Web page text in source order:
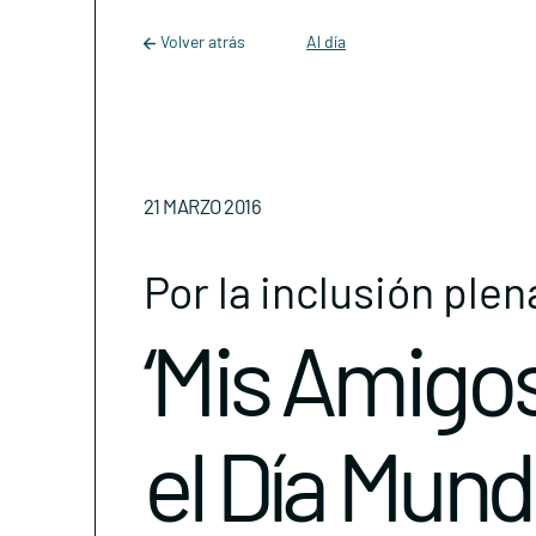
Main Navigation
Volver atrás Al día
21 MARZO 2016
Por la inclusión
‘Mis
el Día